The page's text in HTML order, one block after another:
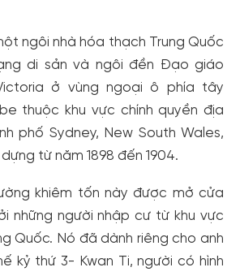
ngôi nhà hóa thạch Trung Quốc
di sản và ngôi đền Đạo giáo
ở vùng ngoại ô phía tây
thuộc khu vực chính quyền địa
phố Sydney, New South Wales,
từ năm 1898 đến 1904.
khiêm tốn này được mở cửa
những người nhập cư từ khu vực
Quốc. Nó đã dành riêng cho anh
kỷ thứ 3- Kwan Ti, người có hình